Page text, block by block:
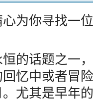
为你寻找一
的话题之一
忆中或者冒
尤其是早年